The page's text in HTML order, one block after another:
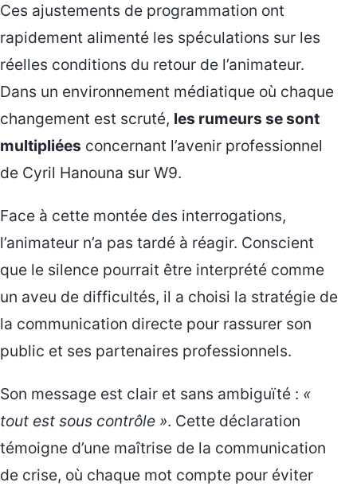
Ces ajustements de programmation ont
rapidement alimenté les spéculations sur les
réelles conditions du retour de l’animateur.
Dans un environnement médiatique où chaque
changement est scruté, les rumeurs se sont
multipliées concernant l’avenir professionnel
de Cyril Hanouna sur W9.
Face à cette montée des interrogations,
l’animateur n’a pas tardé à réagir. Conscient
que le silence pourrait être interprété comme
un aveu de difficultés, il a choisi la stratégie de
la communication directe pour rassurer son
public et ses partenaires professionnels.
Son message est clair et sans ambiguïté : «
tout est sous contrôle ». Cette déclaration
témoigne d’une maîtrise de la communication
de crise, où chaque mot compte pour éviter